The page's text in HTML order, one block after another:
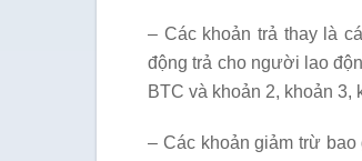
– Các khoản trả thay là
động trả cho người lao
BTC và khoản 2, khoản
– Các khoản giảm trừ